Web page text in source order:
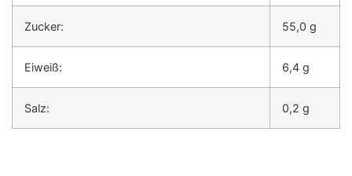
Zucker: 55,0 g
Eiweiß: 6,4 g
Salz: 0,2 g